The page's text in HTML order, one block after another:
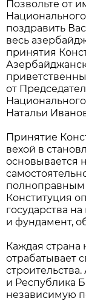
Позвольте от
поздравить
весь
принятия
от
Натальи
Принятие
вехой в
основывается
полноправным
Конституция
государства
и фундамент,
Каждая страна
отрабатывает
и Республика
независимую